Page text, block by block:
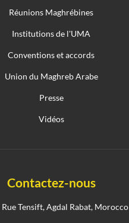
Réunions Maghrébines
Institutions de l'UMA
Conventions et accords
Union du Maghreb Arabe
Presse
Vidéos
Contactez-nous
Rue Tensift, Agdal Rabat, Morocco